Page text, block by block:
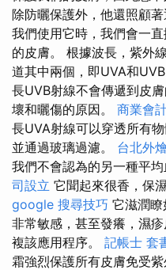
除防曬保護外，他還照顧
我們使用它時，我們會一
的皮膚。 根據波長，紫外
道其中兩個，即UVA和UVB
長UVB射線不會傳遞到皮
壞和曬傷的原因。 商業會
長UVA射線可以穿透所有
並通過玻璃過濾。 台北外燴
我們不會認為的另一種平
司設立 它聞起來很香，保
google 搜尋技巧 它滋潤瞭
非常敏感，甚至發癢，濕
複該應用程序。 記帳士 套
霜強烈保護所有皮膚免受